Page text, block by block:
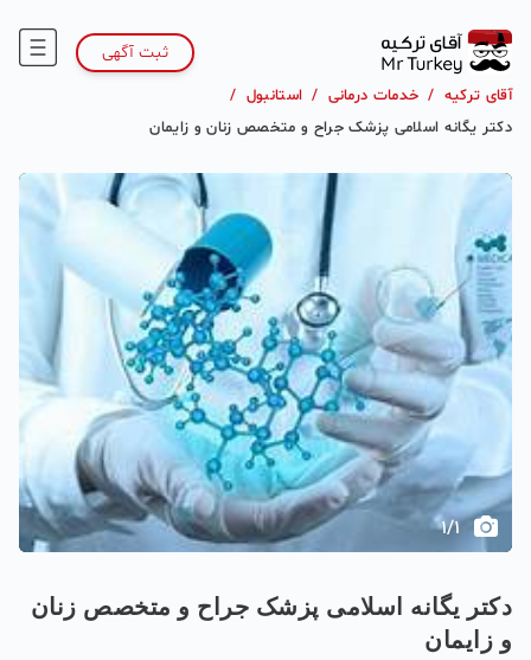
ثبت آگهی
آقای ترکیه / خدمات درمانی / استانبول /
دکتر یگانه اسلامی پزشک جراح و متخصص زنان و زایمان
1/1
دکتر یگانه اسلامی پزشک جراح و متخصص زنان
و زایمان